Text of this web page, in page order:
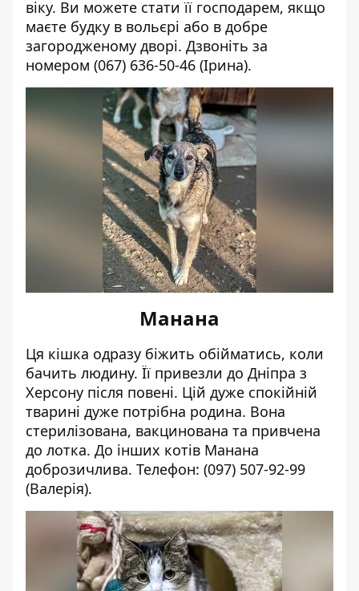
віку. Ви можете стати її господарем, якщо
маєте будку в вольєрі або в добре
загородженому дворі. Дзвоніть за
номером (067) 636-50-46 (Ірина).
Манана
Ця кішка одразу біжить обійматись, коли
бачить людину. Її привезли до Дніпра з
Херсону після повені. Цій дуже спокійній
тварині дуже потрібна родина. Вона
стерилізована, вакцинована та привчена
до лотка. До інших котів Манана
доброзичлива. Телефон: (097) 507-92-99
(Валерія).